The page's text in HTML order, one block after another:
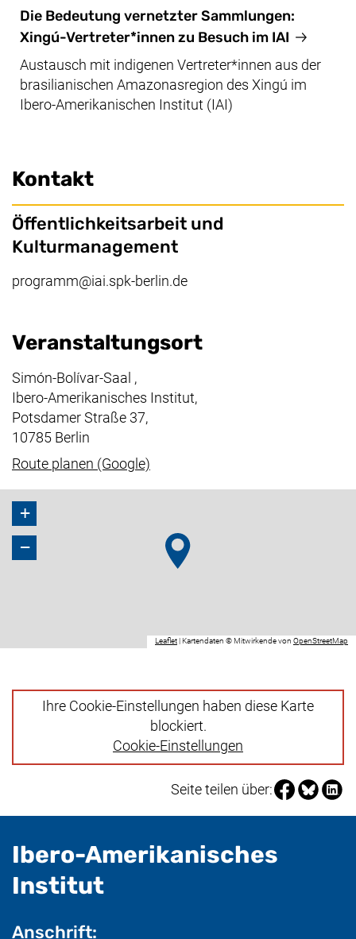
Die Bedeutung vernetzter Sammlungen:
Xingú-Vertreter*innen zu Besuch im IAI
Austausch mit indigenen Vertreter*innen aus der
brasilianischen Amazonasregion des Xingú im
Ibero-Amerikanischen Institut (IAI)
Kontakt
Öffentlichkeitsarbeit und
Kulturmanagement
programm@iai.spk-berlin.de
Veranstaltungsort
Simón-Bolívar-Saal ,
Ibero-Amerikanisches Institut,
Potsdamer Straße 37,
10785 Berlin
Route planen (Google)
+
−
Leaflet(externer Link, öffnet neues Fenster).
|Kartendaten © Mitwirkende von OpenStreetMap
Ihre Cookie-Einstellungen haben diese Karte
blockiert.
Cookie-Einstellungen
Seite teilen über:Seite über
Seite
Ibero-Amerikanisches
Institut- nützliche
Anschrift: